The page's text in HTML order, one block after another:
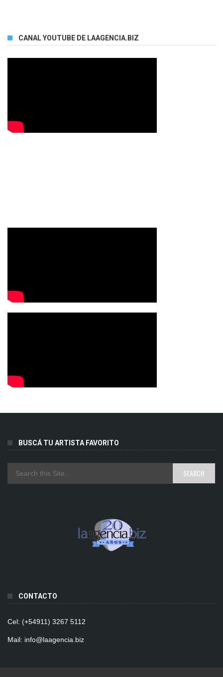
CANAL YOUTUBE DE LAAGENCIA.BIZ
BUSCÁ TU ARTISTA FAVORITO
CONTACTO
Cel: (+54911) 3267 5112
Mail: info@laagencia.biz